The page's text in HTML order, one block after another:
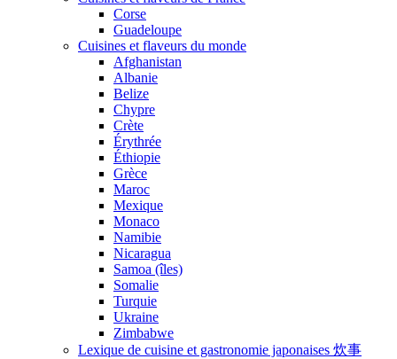
Corse
Guadeloupe
Cuisines et flaveurs du monde
Afghanistan
Albanie
Belize
Chypre
Crète
Érythrée
Éthiopie
Grèce
Maroc
Mexique
Monaco
Namibie
Nicaragua
Samoa (îles)
Somalie
Turquie
Ukraine
Zimbabwe
Lexique de cuisine et gastronomie japonaises 炊事